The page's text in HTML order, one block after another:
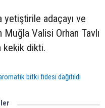
yetiştirile adaçayı ve
Valisi Orhan Tavlı
kekik dikti.
bitki fidesi dağıtıldı